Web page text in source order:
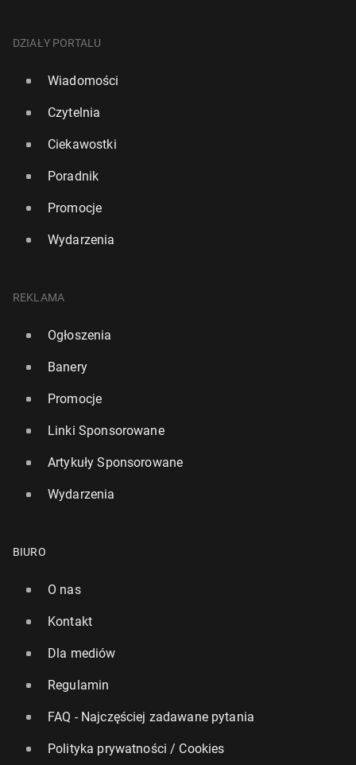
DZIAŁY PORTALU
Wiadomości
Czytelnia
Ciekawostki
Poradnik
Promocje
Wydarzenia
REKLAMA
Ogłoszenia
Banery
Promocje
Linki Sponsorowane
Artykuły Sponsorowane
Wydarzenia
BIURO
O nas
Kontakt
Dla mediów
Regulamin
FAQ - Najczęściej zadawane pytania
Polityka prywatności / Cookies